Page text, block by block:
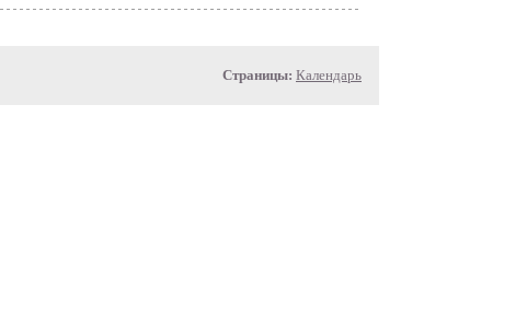
Страницы: Календарь